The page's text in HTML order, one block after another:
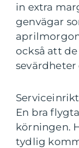
in extra
genvägar
också att
sevärdheter
En bra
körningen.
tydlig